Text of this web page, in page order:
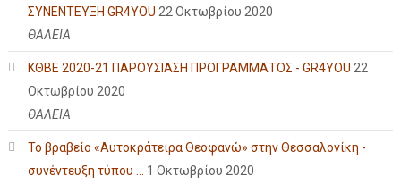
ΣΥΝΕΝΤΕΥΞΗ GR4YOU 22 Οκτωβρίου 2020
ΘΑΛΕΙΑ
ΚΘΒΕ 2020-21 ΠΑΡΟΥΣΙΑΣΗ ΠΡΟΓΡΑΜΜΑΤΟΣ - GR4YOU 22
Οκτωβρίου 2020
ΘΑΛΕΙΑ
Το βραβείο «Αυτοκράτειρα Θεοφανώ» στην Θεσσαλονίκη -
συνέντευξη τύπου ...
1 Οκτωβρίου 2020